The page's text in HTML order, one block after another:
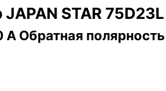
STAR 75D23L
А Обратная полярность